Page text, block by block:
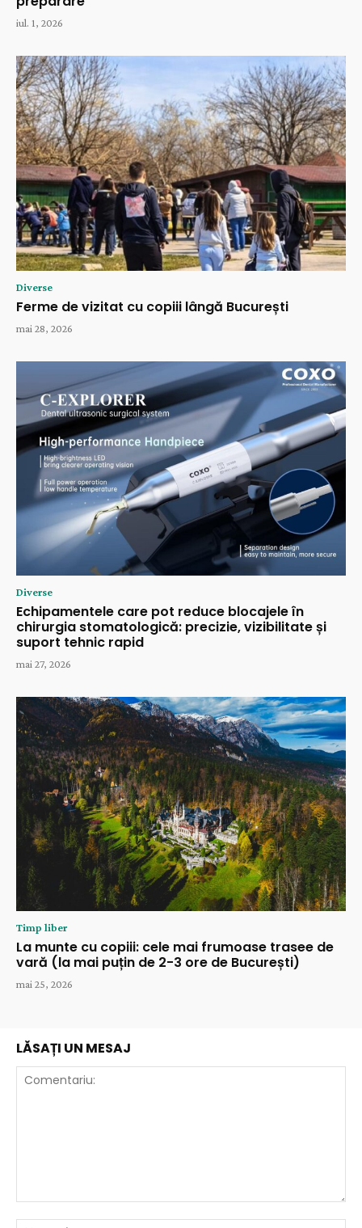
iul. 1, 2026
Diverse
Ferme de vizitat cu copiii lângă București
mai 28, 2026
Diverse
Echipamentele care pot reduce blocajele în
chirurgia stomatologică: precizie, vizibilitate și
suport tehnic rapid
mai 27, 2026
Timp liber
La munte cu copiii: cele mai frumoase trasee de
vară (la mai puțin de 2-3 ore de București)
mai 25, 2026
LĂSAȚI UN MESAJ